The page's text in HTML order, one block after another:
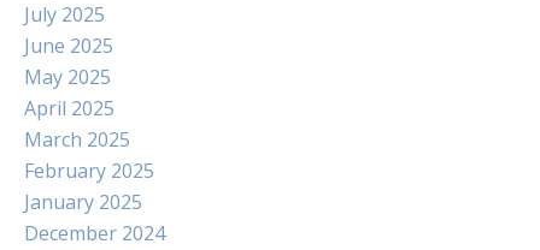
July 2025
June 2025
May 2025
April 2025
March 2025
February 2025
January 2025
December 2024